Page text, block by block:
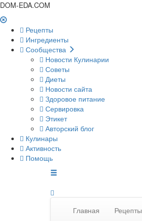
DOM-EDA.COM
Рецепты
Ингредиенты
Сообщества
Новости Кулинарии
Советы
Диеты
Новости сайта
Здоровое питание
Сервировка
Этикет
Авторский блог
Кулинары
Активность
Помощь
Главная Рецепты